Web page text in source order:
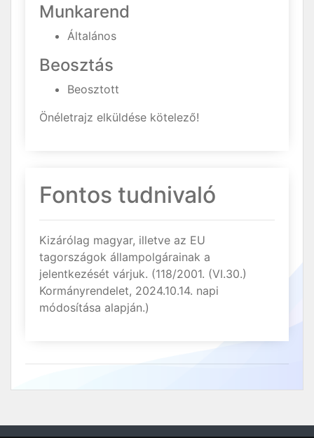
Munkarend
Általános
Beosztás
Beosztott
Önéletrajz elküldése kötelező!
Fontos tudnivaló
Kizárólag magyar, illetve az EU
tagországok állampolgárainak a
jelentkezését várjuk. (118/2001. (VI.30.)
Kormányrendelet, 2024.10.14. napi
módosítása alapján.)